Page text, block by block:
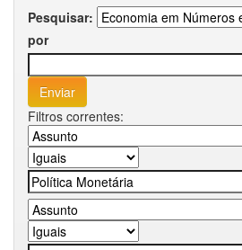
Pesquisar:
por
Filtros correntes: